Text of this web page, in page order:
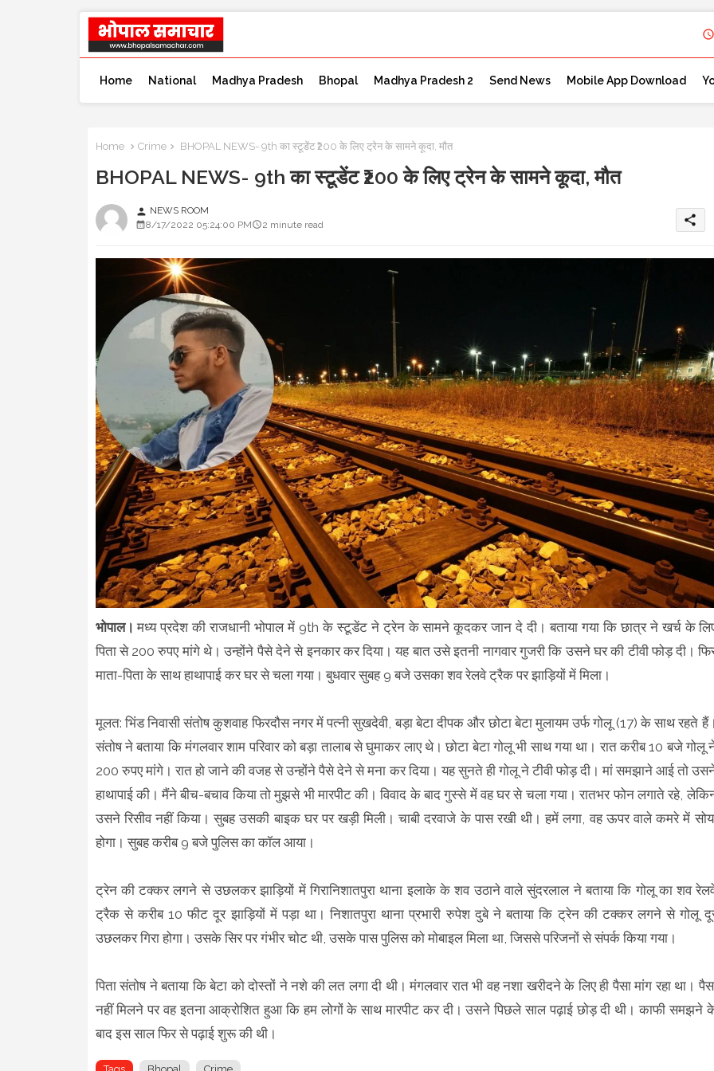
Home National Madhya Pradesh Bhopal Madhya Pradesh 2 Send News Mobile App Download
Home Crime BHOPAL NEWS- 9th का स्टूडेंट ₹200 के लिए ट्रेन के सामने कूदा, मौत
BHOPAL NEWS- 9th का स्टूडेंट ₹200 के लिए ट्रेन के सामने कूदा, मौत
person NEWS ROOM
8/17/2022 05:24:00 PM
2 minute read share
भोपाल। मध्य प्रदेश की राजधानी भोपाल में 9th के स्टूडेंट ने ट्रेन के सामने कूदकर जान दे दी। बताया गया कि छात्र ने खर्च के
पिता से 200 रुपए मांगे थे। उन्होंने पैसे देने से इनकार कर दिया। यह बात उसे इतनी नागवार गुजरी कि उसने घर की टीवी फोड़ दी।
माता-पिता के साथ हाथापाई कर घर से चला गया। बुधवार सुबह 9 बजे उसका शव रेलवे ट्रैक पर झाड़ियों में मिला।
मूलत: भिंड निवासी संतोष कुशवाह फिरदौस नगर में पत्नी सुखदेवी, बड़ा बेटा दीपक और छोटा बेटा मुलायम उर्फ गोलू (17) के साथ रहते
संतोष ने बताया कि मंगलवार शाम परिवार को बड़ा तालाब से घुमाकर लाए थे। छोटा बेटा गोलू भी साथ गया था। रात करीब 10 बजे गोलू
200 रुपए मांगे। रात हो जाने की वजह से उन्होंने पैसे देने से मना कर दिया। यह सुनते ही गोलू ने टीवी फोड़ दी। मां समझाने आई तो
हाथापाई की। मैंने बीच-बचाव किया तो मुझसे भी मारपीट की। विवाद के बाद गुस्से में वह घर से चला गया। रातभर फोन लगाते रहे,
उसने रिसीव नहीं किया। सुबह उसकी बाइक घर पर खड़ी मिली। चाबी दरवाजे के पास रखी थी। हमें लगा, वह ऊपर वाले कमरे में
होगा। सुबह करीब 9 बजे पुलिस का कॉल आया।
ट्रेन की टक्कर लगने से उछलकर झाड़ियों में गिरानिशातपुरा थाना इलाके के शव उठाने वाले सुंदरलाल ने बताया कि गोलू का शव
ट्रैक से करीब 10 फीट दूर झाड़ियों में पड़ा था। निशातपुरा थाना प्रभारी रुपेश दुबे ने बताया कि ट्रेन की टक्कर लगने से गोलू
उछलकर गिरा होगा। उसके सिर पर गंभीर चोट थी, उसके पास पुलिस को मोबाइल मिला था, जिससे परिजनों से संपर्क किया गया।
पिता संतोष ने बताया कि बेटा को दोस्तों ने नशे की लत लगा दी थी। मंगलवार रात भी वह नशा खरीदने के लिए ही पैसा मांग रहा था।
नहीं मिलने पर वह इतना आक्रोशित हुआ कि हम लोगों के साथ मारपीट कर दी। उसने पिछले साल पढ़ाई छोड़ दी थी। काफी समझने
बाद इस साल फिर से पढ़ाई शुरू की थी।